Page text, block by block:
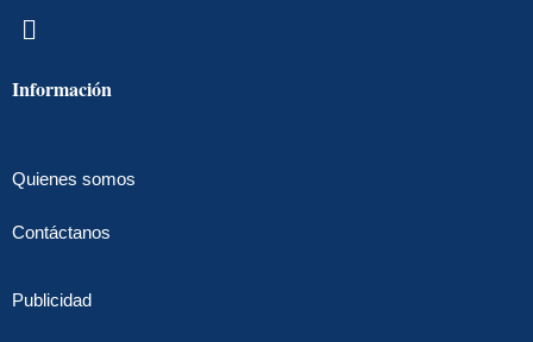
Menú
Información
Quienes somos
Contáctanos
Publicidad